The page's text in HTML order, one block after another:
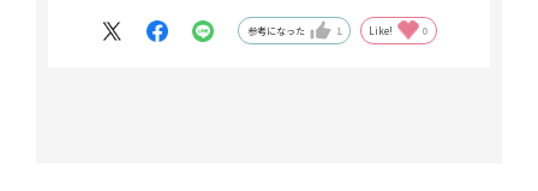
のも良かったです♪
参考になった 1 Like! 0